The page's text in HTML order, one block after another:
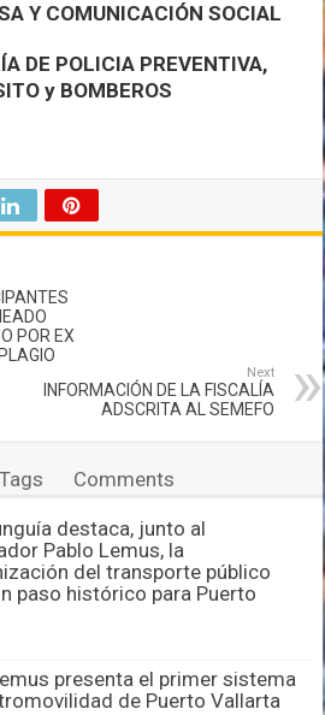
Y COMUNICACIÓN SOCIAL
DE POLICIA PREVENTIVA,
y BOMBEROS
POR EX
Next
INFORMACIÓN DE LA FISCALÍA
ADSCRITA AL SEMEFO
Tags Comments
destaca, junto al
Pablo Lemus, la
del transporte público
paso histórico para Puerto
presenta el primer sistema
de Puerto Vallarta